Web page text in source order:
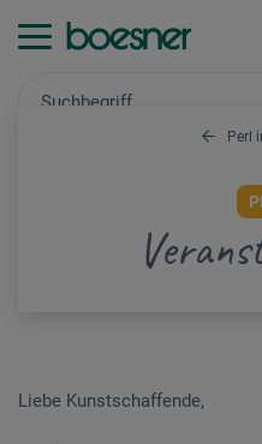
Perl
Liebe Kunstschaffende,